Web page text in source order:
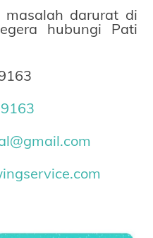
masalah darurat di
hubungi Pati